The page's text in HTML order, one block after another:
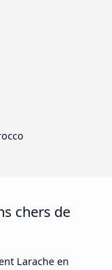
chers de
Larache en